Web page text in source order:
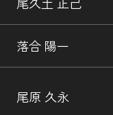
落合 陽一
尾原 久永